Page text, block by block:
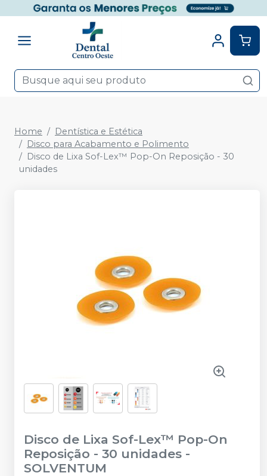
Home
Dentística e Estética
Disco para Acabamento e Polimento
Disco de Lixa Sof-Lex™ Pop-On Reposição - 30
unidades
Disco de Lixa Sof-Lex™ Pop-On
Reposição - 30 unidades -
SOLVENTUM